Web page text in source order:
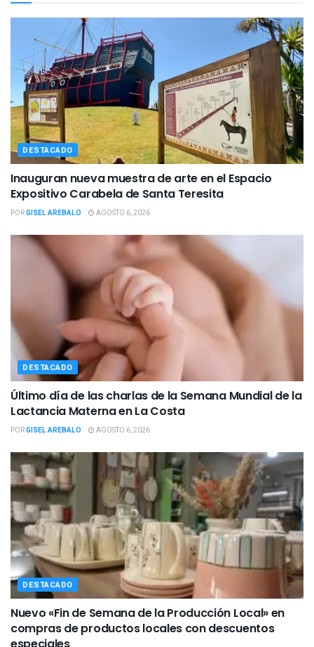
DESTACADO
Inauguran nueva muestra de arte en el Espacio
Expositivo Carabela de Santa Teresita
PORGISEL AREBALO AGOSTO 6, 2026
DESTACADO
Último día de las charlas de la Semana Mundial de la
Lactancia Materna en La Costa
PORGISEL AREBALO AGOSTO 6, 2026
DESTACADO
Nuevo «Fin de Semana de la Producción Local» en
compras de productos locales con descuentos